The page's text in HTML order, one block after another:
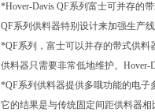
*Hover-Davis QF系列富士可并存的
QF系列供料器特别设计来加强生产
*QF系列，富士可以并存的带式供料
供料器只需要非常低地维护。Hover-
*QF系列供料器提供多哦功能的电子
它的结果是与传统固定间距供料器相